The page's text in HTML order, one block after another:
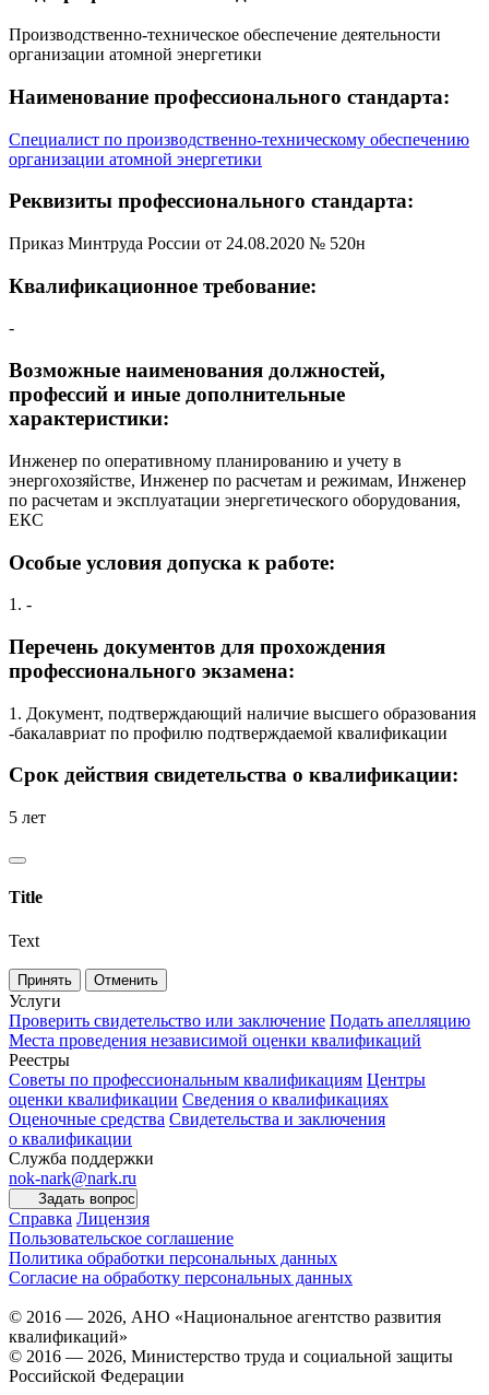
Производственно-техническое обеспечение деятельности
организации атомной энергетики
Наименование профессионального стандарта:
Специалист по производственно-техническому обеспечению
организации атомной энергетики
Реквизиты профессионального стандарта:
Приказ Минтруда России от 24.08.2020 № 520н
Квалификационное требование:
-
Возможные наименования должностей,
профессий и иные дополнительные
характеристики:
Инженер по оперативному планированию и учету в
энергохозяйстве, Инженер по расчетам и режимам, Инженер
по расчетам и эксплуатации энергетического оборудования,
ЕКС
Особые условия допуска к работе:
1. -
Перечень документов для прохождения
профессионального экзамена:
1. Документ, подтверждающий наличие высшего образования
-бакалавриат по профилю подтверждаемой квалификации
Срок действия свидетельства о квалификации:
5 лет
Title
Text
Принять Отменить
Услуги
Проверить свидетельство или заключение Подать апелляцию
Места проведения независимой оценки квалификаций
Реестры
Советы по профессиональным квалификациям Центры
оценки квалификации Сведения о квалификациях
Оценочные средства Свидетельства и заключения
о квалификации
Служба поддержки
nok-nark@nark.ru
Задать вопрос
Справка Лицензия
Пользовательское соглашение
Политика обработки персональных данных
Согласие на обработку персональных данных
© 2016 — 2026, АНО «Национальное агентство развития
квалификаций»
© 2016 — 2026, Министерство труда и социальной защиты
Российской Федерации